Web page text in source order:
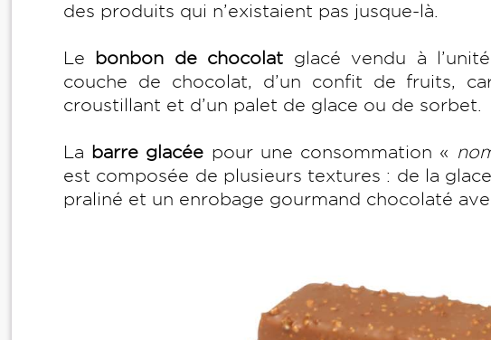
des produits qui n’existaient pas jusque-là.
Le bonbon de chocolat glacé vendu à
couche de chocolat, d’un confit de fruits,
croustillant et d’un palet de glace ou de sorbet.
La barre glacée pour une consommation «
est composée de plusieurs textures : de la
praliné et un enrobage gourmand chocolaté